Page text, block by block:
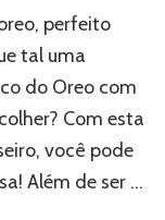
perfeito
tal uma
do Oreo com
Com esta
você pode
Além de ser …